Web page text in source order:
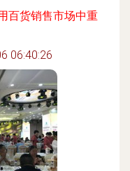
百货销售市场中重
06:40:26